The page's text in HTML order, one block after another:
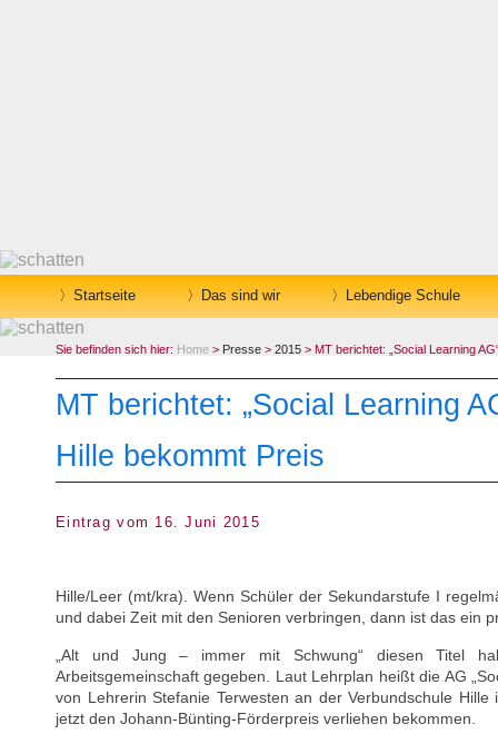
Startseite Das sind wir Lebendige Schule
Sie befinden sich hier: Home > Presse > 2015 > MT berichtet: „Social Learning
MT berichtet: „Social Learning
Hille bekommt Preis
Eintrag vom 16. Juni 2015
Hille/Leer (mt/kra). Wenn Schüler der Sekundarstufe I
und dabei Zeit mit den Senioren verbringen, dann ist das ein
„Alt und Jung – immer mit Schwung“ diesen Titel
Arbeitsgemeinschaft gegeben. Laut Lehrplan heißt die AG
von Lehrerin Stefanie Terwesten an der Verbundschule
jetzt den Johann-Bünting-Förderpreis verliehen bekommen.